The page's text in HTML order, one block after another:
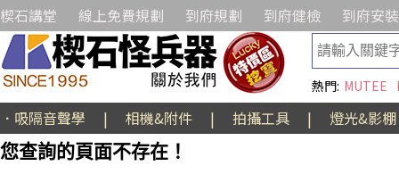
楔石講堂 線上免費規劃 到府規劃 到府健檢 到府安裝
熱門: MUTEE
．吸隔音聲學 | 相機&附件 | 拍攝工具 |
燈光&影棚
您查詢的頁面不存在！